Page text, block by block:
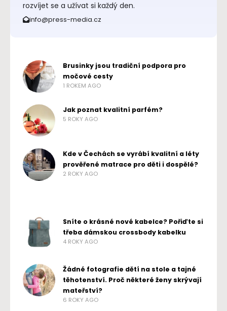
rozvíjet se a užívat si každý den.
info@press-media.cz
Brusinky jsou tradiční podpora pro
močové cesty
1 ROKEM AGO
Jak poznat kvalitní parfém?
5 ROKY AGO
Kde v Čechách se vyrábí kvalitní a léty
prověřené matrace pro děti i dospělé?
2 ROKY AGO
Sníte o krásné nové kabelce? Pořiďte si
třeba dámskou crossbody kabelku
4 ROKY AGO
Žádné fotografie dětí na stole a tajné
těhotenství. Proč některé ženy skrývají
mateřství?
6 ROKY AGO